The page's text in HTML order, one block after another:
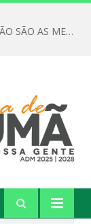
FEBRE AMARELA: INFORMAÇÃO E VACINAÇÃO SÃO AS MELHORES FORMAS DE PREVENÇÃO